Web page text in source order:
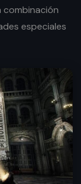
combinación
especiales